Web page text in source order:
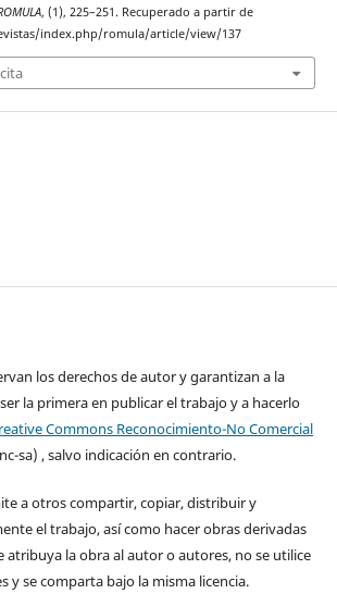
, (1), 225–251. Recuperado a partir de
index.php/romula/article/view/137
los derechos de autor y garantizan a la
la primera en publicar el trabajo y a hacerlo
Commons Reconocimiento-No Comercial
sa) , salvo indicación en contrario.
a otros compartir, copiar, distribuir y
el trabajo, así como hacer obras derivadas
atribuya la obra al autor o autores, no se utilice
y se comparta bajo la misma licencia.